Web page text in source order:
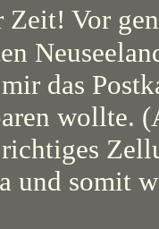
Vor
das
wollte.
und somit